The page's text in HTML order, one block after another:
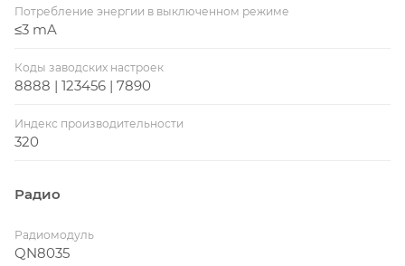
Потребление энергии в выключенном режиме
≤3 mA
Коды заводских настроек
8888 | 123456 | 7890
Индекс производительности
320
Радио
Радиомодуль
QN8035